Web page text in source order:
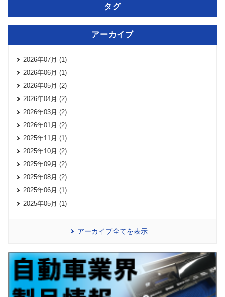
タグ
アーカイブ
2026年07月 (1)
2026年06月 (1)
2026年05月 (2)
2026年04月 (2)
2026年03月 (2)
2026年01月 (2)
2025年11月 (1)
2025年10月 (2)
2025年09月 (2)
2025年08月 (2)
2025年06月 (1)
2025年05月 (1)
アーカイブ全てを表示